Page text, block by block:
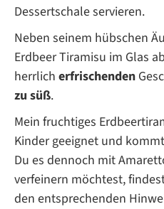
Dessertschale servieren.
Neben seinem hübschen
Erdbeer Tiramisu im Glas
herrlich erfrischenden
zu süß.
Mein fruchtiges
Kinder geeignet und kommt
Du es dennoch mit
verfeinern möchtest,
den entsprechenden